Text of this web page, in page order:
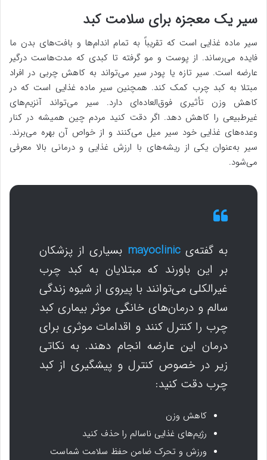
سیر یک معجزه برای سلامت کبد
سیر ماده غذایی است که تقریباً به تمام اندام‌ها و بافت‌های بدن ما
فایده می‌رساند. از پوست و مو گرفته تا کبدی که مدت‌هاست درگیر
عارضه است. سیر تازه یا پودر سیر می‌تواند به کاهش چربی در افراد
مبتلا به کبد چرب کمک کند. همچنین سیر ماده غذایی است که در
کاهش وزن تأثیری فوق‌العاده‌ای دارد. سیر می‌تواند آنزیم‌های
غیرطبیعی را کاهش دهد. اگر دقت کنید مردم چین همیشه در کنار
وعده‌های غذایی خود سیر میل می‌کنند و از خواص آن بهره می‌برند.
سیر به‌عنوان یکی از ریشه‌های با ارزش غذایی و درمانی بالا معرفی
می‌شود.
به گفته‌یmayoclinic بسیاری از پزشکان
بر این باورند که مبتلایان به کبد چرب
غیرالکلی می‌توانند با پیروی از شیوه زندگی
سالم و درمان‌های خانگی موثر بیماری کبد
چرب را کنترل کنند و اقدامات موثری برای
درمان این عارضه انجام دهند. به نکاتی
زیر در خصوص کنترل و پیشگیری از کبد
چرب دقت کنید:
کاهش وزن
رژیم‌های غذایی ناسالم را حذف کنید
ورزش و تحرک ضامن حفظ سلامت شماست